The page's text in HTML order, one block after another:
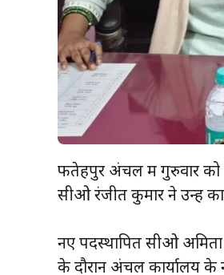
फतेहपुर अंचल में गुरुवार को
सीओ रंजीत कुमार ने उन्हें
नए पदस्थापित सीओ अमिता
के दौरान अंचल कार्यालय के